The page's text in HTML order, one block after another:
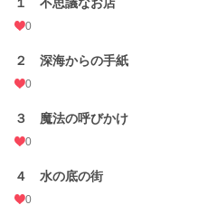
[完結しました。応援感謝です！]
228,845 位 / 228,845 件
お気に入り
文字数
0
２ 深海からの手紙
0
３ 魔法の呼びかけ
0
４ 水の底の街
0